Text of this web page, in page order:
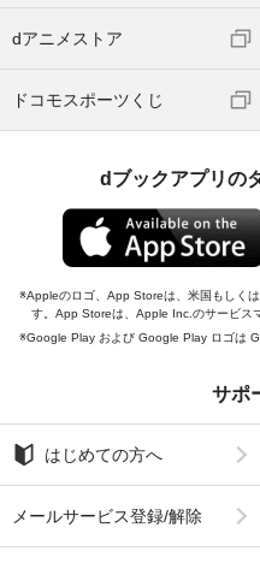
dアニメストア
ドコモスポーツくじ
dブックアプリの
Appleのロゴ、App Storeは、米国もしく
す。App Storeは、Apple Inc.のサービス
Google Play および Google Play ロゴは
サポ
はじめての方へ
メールサービス登録/解除